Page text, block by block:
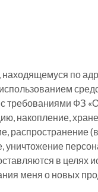
по
с требованиями ФЗ
накопление,
распространение
уничтожение
в целях
меня о новых